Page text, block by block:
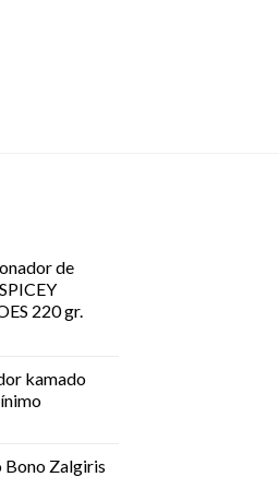
de
220 gr.
kamado
Bono Zalgiris